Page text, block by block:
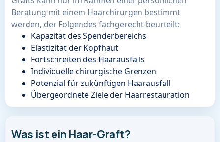
Beratung mit einem Haarchirurgen bestimmt
werden, der Folgendes fachgerecht beurteilt:
Kapazität des Spenderbereichs
Elastizität der Kopfhaut
Fortschreiten des Haarausfalls
Individuelle chirurgische Grenzen
Potenzial für zukünftigen Haarausfall
Übergeordnete Ziele der Haarrestauration
Was ist ein Haar-Graft?